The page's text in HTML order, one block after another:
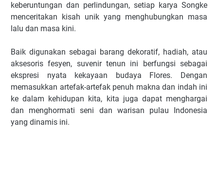
keberuntungan dan perlindungan, setiap karya Songke
menceritakan kisah unik yang menghubungkan masa
lalu dan masa kini.
Baik digunakan sebagai barang dekoratif, hadiah, atau
aksesoris fesyen, suvenir tenun ini berfungsi sebagai
ekspresi nyata kekayaan budaya Flores. Dengan
memasukkan artefak-artefak penuh makna dan indah ini
ke dalam kehidupan kita, kita juga dapat menghargai
dan menghormati seni dan warisan pulau Indonesia
yang dinamis ini.